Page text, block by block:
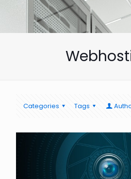
Categories Tags